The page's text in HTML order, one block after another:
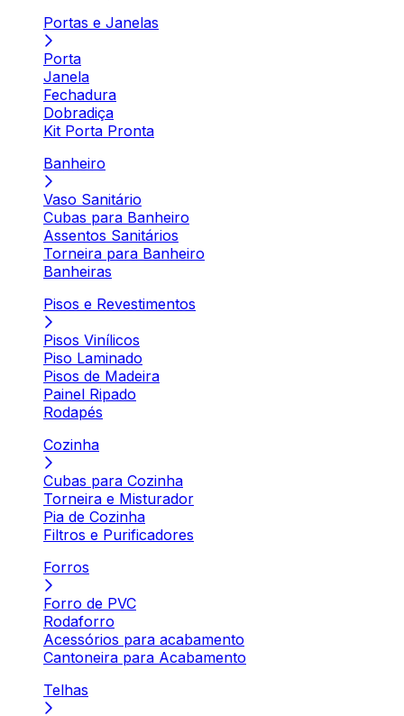
Portas e Janelas
Porta
Janela
Fechadura
Dobradiça
Kit Porta Pronta
Banheiro
Vaso Sanitário
Cubas para Banheiro
Assentos Sanitários
Torneira para Banheiro
Banheiras
Pisos e Revestimentos
Pisos Vinílicos
Piso Laminado
Pisos de Madeira
Painel Ripado
Rodapés
Cozinha
Cubas para Cozinha
Torneira e Misturador
Pia de Cozinha
Filtros e Purificadores
Forros
Forro de PVC
Rodaforro
Acessórios para acabamento
Cantoneira para Acabamento
Telhas